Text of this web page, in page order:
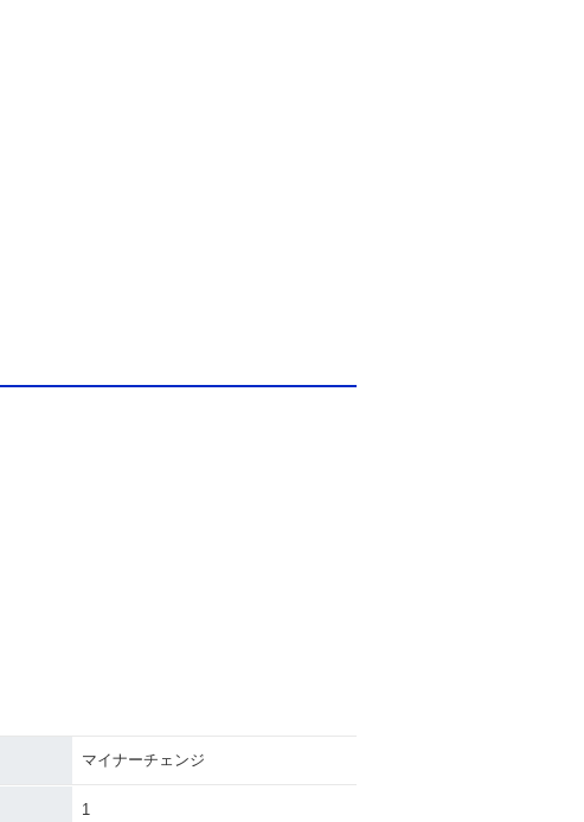
マイナーチェンジ
1